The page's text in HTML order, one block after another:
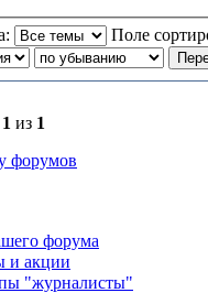
Поле
1 из 1
форумов
форума
и акции
"журналисты"